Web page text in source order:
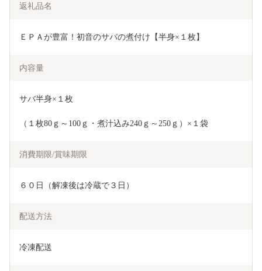
返礼品名
ＥＰＡが豊富！初音のサバの煮付け【半身×１枚】
内容量
サバ半身×１枚
（１枚80ｇ～100ｇ・煮汁込み240ｇ～250ｇ）×１袋
消費期限/賞味期限
６０日（解凍後は冷蔵で３日）
配送方法
冷凍配送